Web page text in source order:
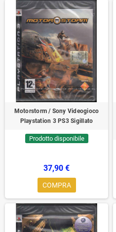
Motorstorm / Sony Videogioco
Playstation 3 PS3 Sigillato
Prodotto disponibile
37,90 €
COMPRA